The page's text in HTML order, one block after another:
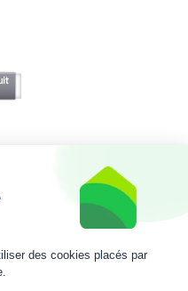
des cookies placés par